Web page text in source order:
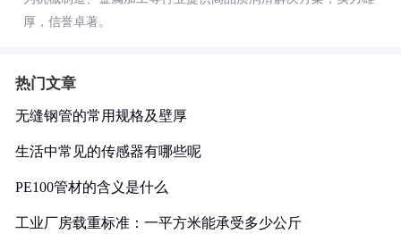
厚，信誉卓著。
热门文章
无缝钢管的常用规格及壁厚
生活中常见的传感器有哪些呢
PE100管材的含义是什么
工业厂房载重标准：一平方米能承受多少公斤